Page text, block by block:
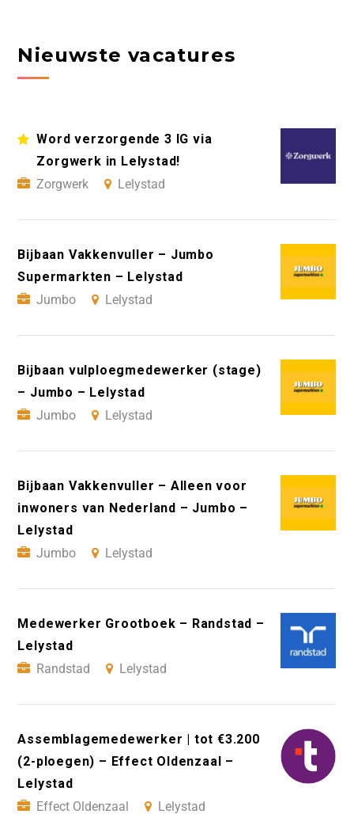
Nieuwste vacatures
Word verzorgende 3 IG via
Zorgwerk in Lelystad!
Zorgwerk
Lelystad
Bijbaan Vakkenvuller – Jumbo
Supermarkten – Lelystad
Jumbo
Lelystad
Bijbaan vulploegmedewerker (stage)
– Jumbo – Lelystad
Jumbo
Lelystad
Bijbaan Vakkenvuller – Alleen voor
inwoners van Nederland – Jumbo –
Lelystad
Jumbo
Lelystad
Medewerker Grootboek – Randstad –
Lelystad
Randstad
Lelystad
Assemblagemedewerker | tot €3.200
(2-ploegen) – Effect Oldenzaal –
Lelystad
Effect Oldenzaal
Lelystad